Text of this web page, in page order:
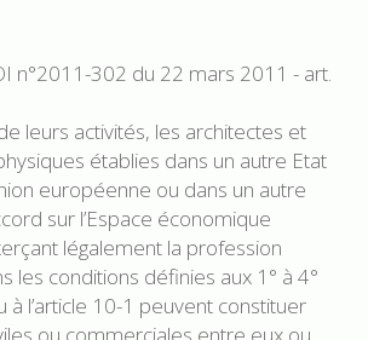
n°2011-302 du 22 mars 2011 - art.
leurs activités, les architectes et
établies dans un autre Etat
européenne ou dans un autre
sur l’Espace économique
légalement la profession
les conditions définies aux 1° à 4°
à l’article 10-1 peuvent constituer